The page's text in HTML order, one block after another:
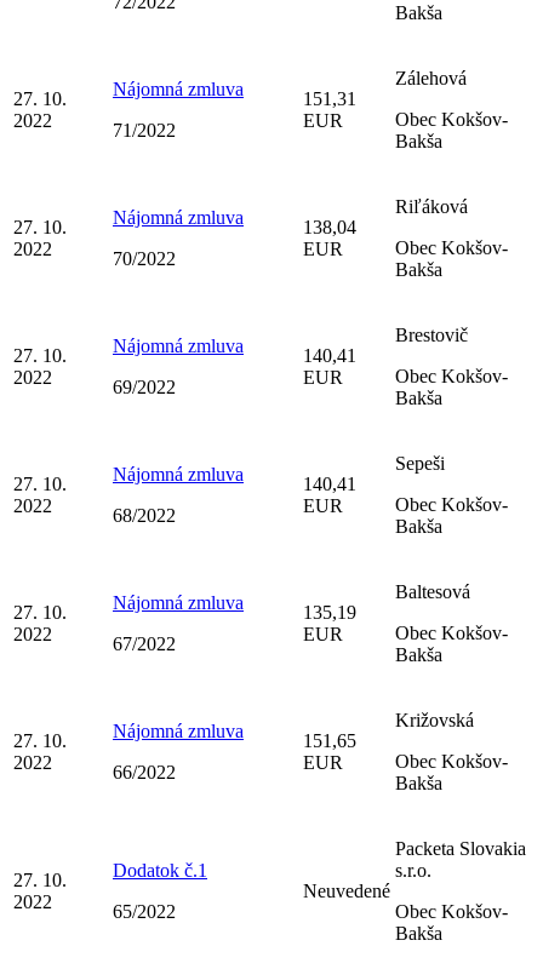
Bakša
27. 10.
2022
Nájomná zmluva
71/2022
151,31
EUR
Zálehová
Obec Kokšov-
Bakša
27. 10.
2022
Nájomná zmluva
70/2022
138,04
EUR
Riľáková
Obec Kokšov-
Bakša
27. 10.
2022
Nájomná zmluva
69/2022
140,41
EUR
Brestovič
Obec Kokšov-
Bakša
27. 10.
2022
Nájomná zmluva
68/2022
140,41
EUR
Sepeši
Obec Kokšov-
Bakša
27. 10.
2022
Nájomná zmluva
67/2022
135,19
EUR
Baltesová
Obec Kokšov-
Bakša
27. 10.
2022
Nájomná zmluva
66/2022
151,65
EUR
Križovská
Obec Kokšov-
Bakša
27. 10.
2022
Dodatok č.1
65/2022
Neuvedené
Packeta Slovakia
s.r.o.
Obec Kokšov-
Bakša